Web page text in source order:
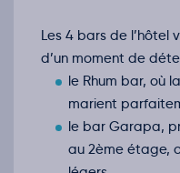
Les 4 bars de l’hôtel
d’un moment de
le Rhum bar, où
marient
le bar Garapa,
au 2ème étage,